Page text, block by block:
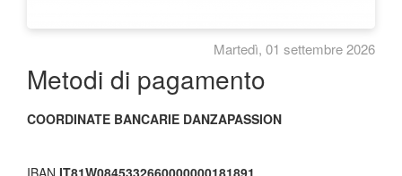
martedì, 01 settembre 2026
Metodi di pagamento
COORDINATE BANCARIE DANZAPASSION
IBAN IT81W0845332660000000181891